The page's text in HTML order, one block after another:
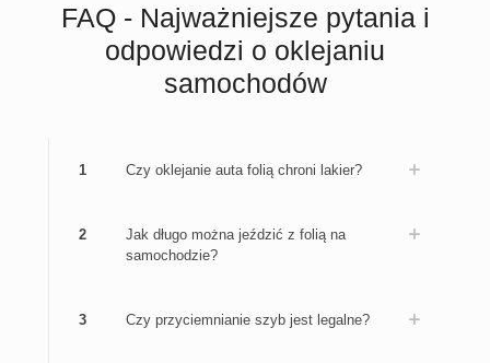
FAQ - Najważniejsze pytania i
odpowiedzi o oklejaniu
samochodów
1 Czy oklejanie auta folią chroni lakier?
2
Jak długo można jeździć z folią na
samochodzie?
3 Czy przyciemnianie szyb jest legalne?